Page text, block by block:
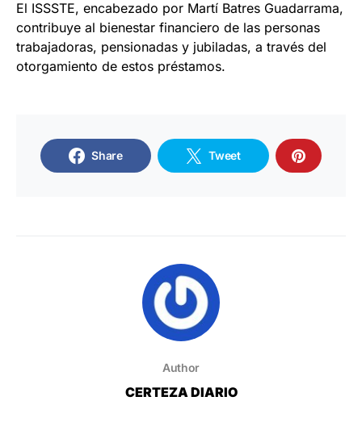
El ISSSTE, encabezado por Martí Batres Guadarrama,
contribuye al bienestar financiero de las personas
trabajadoras, pensionadas y jubiladas, a través del
otorgamiento de estos préstamos.
Share Tweet
Author
CERTEZA DIARIO